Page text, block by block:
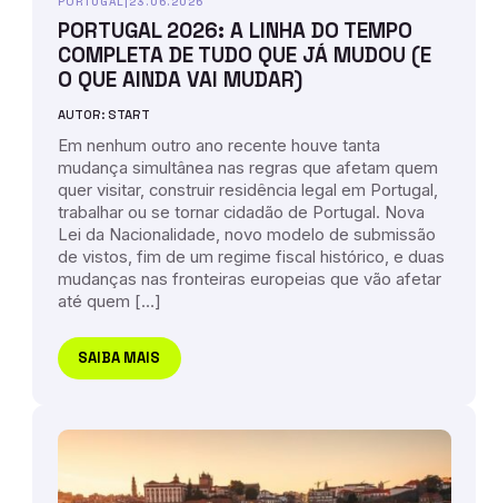
PORTUGAL 2026: A LINHA DO TEMPO
COMPLETA DE TUDO QUE JÁ MUDOU (E
O QUE AINDA VAI MUDAR)
AUTOR: START
Em nenhum outro ano recente houve tanta
mudança simultânea nas regras que afetam quem
quer visitar, construir residência legal em Portugal,
trabalhar ou se tornar cidadão de Portugal. Nova
Lei da Nacionalidade, novo modelo de submissão
de vistos, fim de um regime fiscal histórico, e duas
mudanças nas fronteiras europeias que vão afetar
até quem […]
SAIBA MAIS